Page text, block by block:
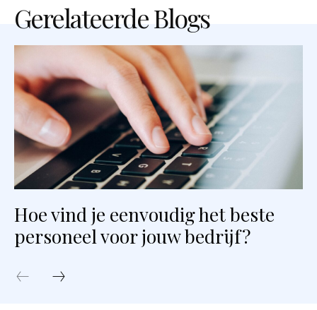
Gerelateerde Blogs
Hoe vind je eenvoudig het beste
personeel voor jouw bedrijf?